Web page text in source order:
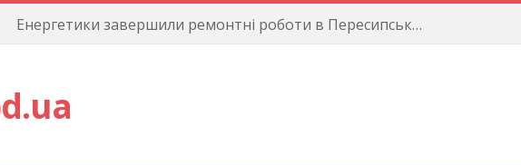
Енергетики завершили ремонтні роботи в Пересипському районі